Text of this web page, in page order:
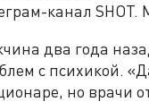
канал
два года
с психикой.
но врачи